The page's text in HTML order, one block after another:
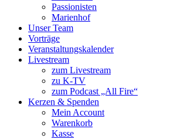
Passionisten
Marienhof
Unser Team
Vorträge
Veranstaltungskalender
Livestream
zum Livestream
zu K-TV
zum Podcast „All Fire“
Kerzen & Spenden
Mein Account
Warenkorb
Kasse